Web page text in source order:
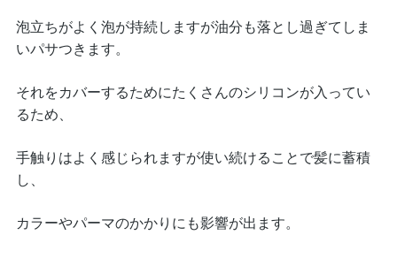
泡立ちがよく泡が持続しますが油分も落とし過ぎてしま
いパサつきます。
それをカバーするためにたくさんのシリコンが入ってい
るため、
手触りはよく感じられますが使い続けることで髪に蓄積
し、
カラーやパーマのかかりにも影響が出ます。